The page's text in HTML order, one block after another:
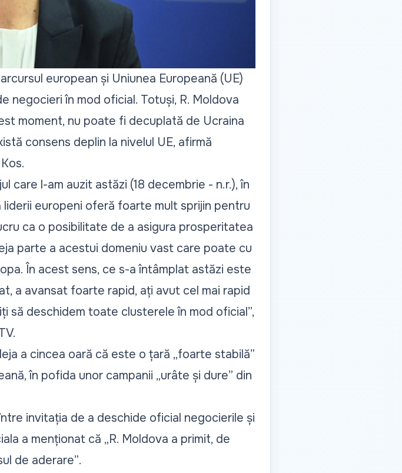
european și Uniunea Europeană (UE)
în mod oficial. Totuși, R. Moldova
moment, nu poate fi decuplată de Ucraina
consens deplin la nivelul UE, afirmă
care l-am auzit astăzi (18 decembrie - n.r.), în
liderii europeni oferă foarte mult sprijin pentru
ca o posibilitate de a asigura prosperitatea
parte a acestui domeniu vast care poate cu
În acest sens, ce s-a întâmplat astăzi este
a avansat foarte rapid, ați avut cel mai rapid
să deschidem toate clusterele în mod oficial”,
a cincea oară că este o țară „foarte stabilă”
în pofida unor campanii „urâte și dure” din
invitația de a deschide oficial negocierile și
a menționat că „R. Moldova a primit, de
de aderare”.